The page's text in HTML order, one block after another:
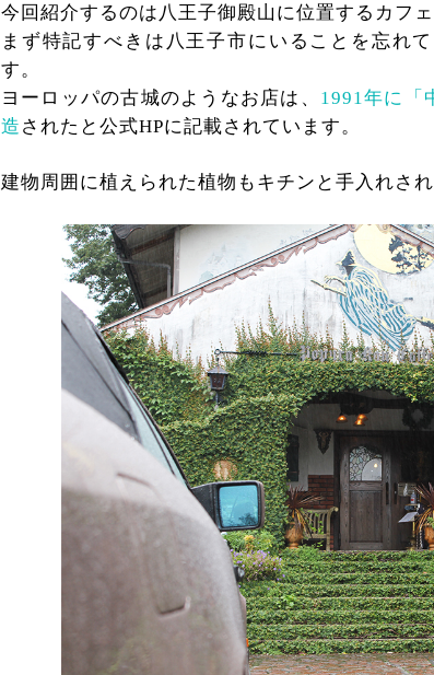
今回紹介するのは八王子御殿山に位置するカフェ
まず特記すべきは八王子市にいることを忘れ
す。
ヨーロッパの古城のようなお店は、 1991年に「
造 されたと公式HPに記載されています。
建物周囲に植えられた植物もキチンと手入れさ